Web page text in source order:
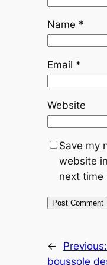
Name *
Email *
Website
Save my
website
next time
← Previous:
boussole